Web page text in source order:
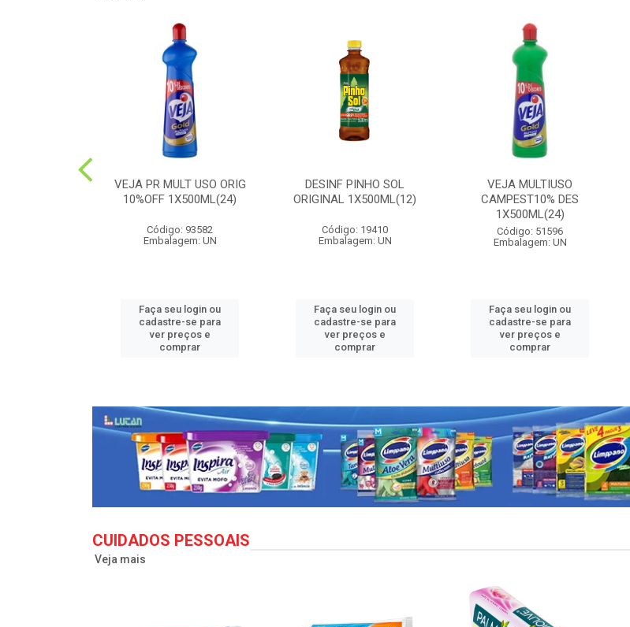
VEJA PR MULT USO ORIG
10%OFF 1X500ML(24)
Código: 93582
Embalagem: UN
Faça seu login ou
cadastre-se para
ver preços e
comprar
DESINF PINHO SOL
ORIGINAL 1X500ML(12)
Código: 19410
Embalagem: UN
Faça seu login ou
cadastre-se para
ver preços e
comprar
VEJA MULTIUSO
CAMPEST10% DES
1X500ML(24)
Código: 51596
Embalagem: UN
Faça seu login ou
cadastre-se para
ver preços e
comprar
CUIDADOS PESSOAIS
Veja mais